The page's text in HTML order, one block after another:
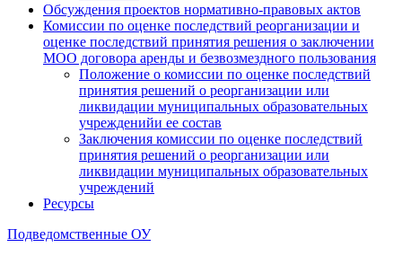
Обсуждения проектов нормативно-правовых актов
Комиссии по оценке последствий реорганизации и
оценке последствий принятия решения о заключении
МОО договора аренды и безвозмездного пользования
Положение о комиссии по оценке последствий
принятия решений о реорганизации или
ликвидации муниципальных образовательных
учрежденийи ее состав
Заключения комиссии по оценке последствий
принятия решений о реорганизации или
ликвидации муниципальных образовательных
учреждений
Ресурсы
Подведомственные ОУ